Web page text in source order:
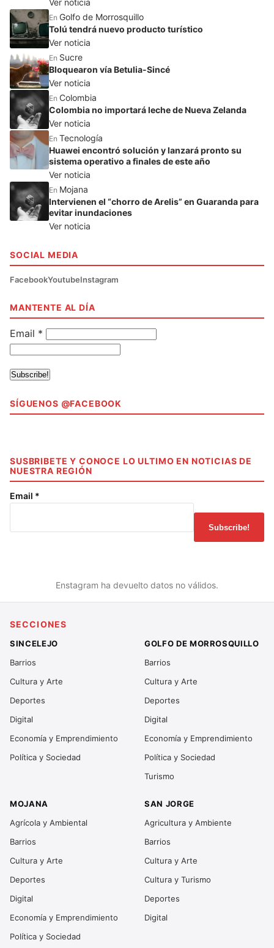
Ver noticia
En Golfo de Morrosquillo
Tolú tendrá nuevo producto turístico
Ver noticia
En Sucre
Bloquearon vía Betulia-Sincé
Ver noticia
En Colombia
Colombia no importará leche de Nueva Zelanda
Ver noticia
En Tecnología
Huawei encontró solución y lanzará pronto su
sistema operativo a finales de este año
Ver noticia
En Mojana
Intervienen el “chorro de Arelis” en Guaranda para
evitar inundaciones
Ver noticia
SOCIAL MEDIA
FacebookYoutubeInstagram
MANTENTE AL DÍA
Email *
SÍGUENOS @FACEBOOK
SUSBRIBETE Y CONOCE LO ULTIMO EN NOTICIAS DE
NUESTRA REGIÓN
Email *
Enstagram ha devuelto datos no válidos.
SECCIONES
SINCELEJO
Barrios
Cultura y Arte
Deportes
Digital
Economía y Emprendimiento
Política y Sociedad
GOLFO DE MORROSQUILLO
Barrios
Cultura y Arte
Deportes
Digital
Economía y Emprendimiento
Política y Sociedad
Turismo
MOJANA
Agrícola y Ambiental
Barrios
Cultura y Arte
Deportes
Digital
Economía y Emprendimiento
Política y Sociedad
SAN JORGE
Agricultura y Ambiente
Barrios
Cultura y Arte
Cultura y Turismo
Deportes
Digital